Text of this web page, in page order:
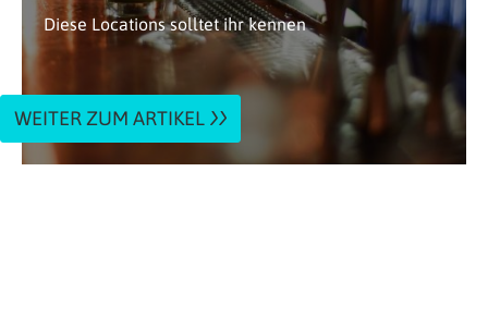
Diese Locations solltet ihr kennen
WEITER ZUM ARTIKEL